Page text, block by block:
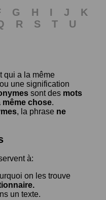
G H I J
K
R S T
U
qui a la même
une signification
sont des mots
même chose.
, la phrase ne
à:
on les trouve
un texte.